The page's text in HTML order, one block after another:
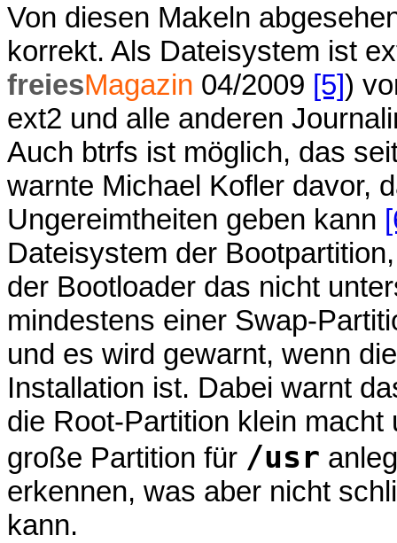
Von diesen Makeln
korrekt. Als Dateisystem ist
freiesMagazin 04/2009 [5])
ext2 und alle anderen
Auch btrfs ist möglich, das
warnte Michael Kofler davor,
Ungereimtheiten geben kann
Dateisystem der
der Bootloader das nicht
mindestens einer Swap-
und es wird gewarnt, wenn
Installation ist. Dabei warnt
die Root-Partition klein
große Partition für /usr
erkennen, was aber nicht
kann.